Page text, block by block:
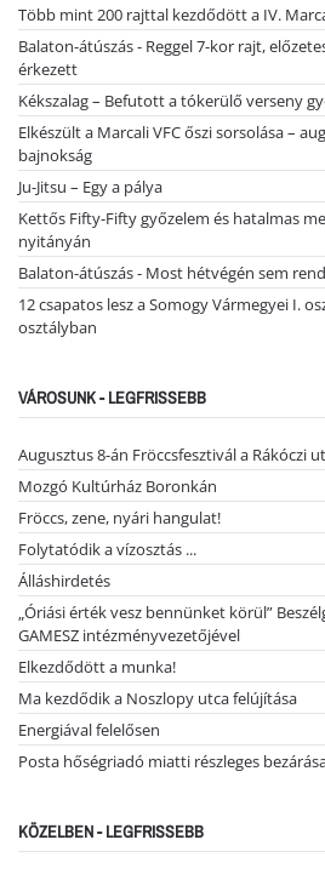
Több mint 200 rajttal kezdődött a IV.
Balaton-átúszás - Reggel 7-kor rajt,
érkezett
Kékszalag – Befutott a tókerülő verseny
Elkészült a Marcali VFC őszi sorsolása –
bajnokság
Ju-Jitsu – Egy a pálya
Kettős Fifty-Fifty győzelem és hatalmas
nyitányán
Balaton-átúszás - Most hétvégén sem
12 csapatos lesz a Somogy Vármegyei I.
osztályban
VÁROSUNK - LEGFRISSEBB
Augusztus 8-án Fröccsfesztivál a Rákóczi
Mozgó Kultúrház Boronkán
Fröccs, zene, nyári hangulat!
Folytatódik a vízosztás ...
Álláshirdetés
„Óriási érték vesz bennünket körül”
GAMESZ intézményvezetőjével
Elkezdődött a munka!
Ma kezdődik a Noszlopy utca felújítása
Energiával felelősen
Posta hőségriadó miatti részleges
KÖZELBEN - LEGFRISSEBB